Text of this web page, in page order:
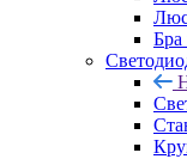
Бра